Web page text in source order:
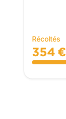
Récoltés
354 €